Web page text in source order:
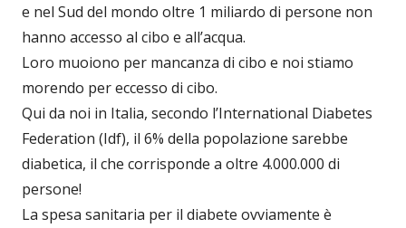
e nel Sud del mondo oltre 1 miliardo di persone non
hanno accesso al cibo e all’acqua.
Loro muoiono per mancanza di cibo e noi stiamo
morendo per eccesso di cibo.
Qui da noi in Italia, secondo l’International Diabetes
Federation (Idf), il 6% della popolazione sarebbe
diabetica, il che corrisponde a oltre 4.000.000 di
persone!
La spesa sanitaria per il diabete ovviamente è